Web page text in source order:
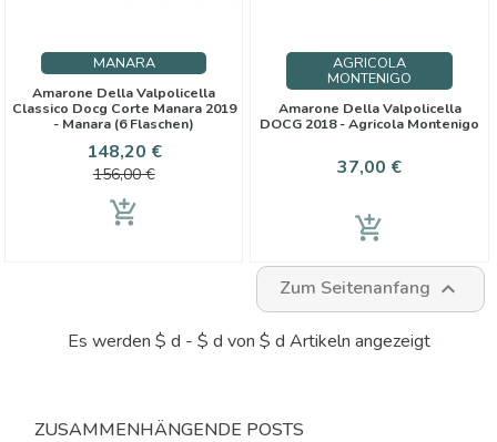
MANARA
Amarone Della Valpolicella
Classico Docg Corte Manara 2019
- Manara (6 Flaschen)
Preis
148,20 €Verkaufspreis
156,00 €
add_shopping_cart
AGRICOLA
MONTENIGO
Amarone Della Valpolicella
DOCG 2018 - Agricola Montenigo
Preis
37,00 €
add_shopping_cart
Zum Seitenanfang 
Es werden $ d - $ d von $ d Artikeln angezeigt
ZUSAMMENHÄNGENDE POSTS